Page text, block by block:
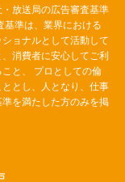
放送局の広告審査基準
基準は、業界における
ョナルとして活動して
消費者に安心してご利
と、 プロとしての倫
とし、人となり、仕事
を満たした方のみを掲